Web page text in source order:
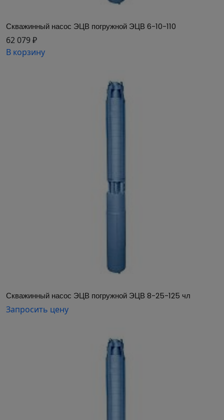
Скважинный насос ЭЦВ погружной ЭЦВ 6-10-110
62 079 ₽
В корзину
Скважинный насос ЭЦВ погружной ЭЦВ 8-25-125 чл
Запросить цену